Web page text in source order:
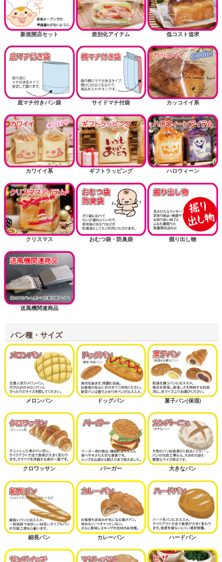
新規開店セット 差別化アイテム 低コスト追求
底マチ付きパン袋 サイドマチ付袋 カッコイイ系
カワイイ系 ギフトラッピング ハロウィーン
クリスマス おむつ袋・防臭袋 掘り出し物
送風機関連商品
パン種・サイズ
メロンパン ドッグパン 菓子パン(保湿)
クロワッサン バーガー 大きなパン
細長パン カレーパン ハードパン